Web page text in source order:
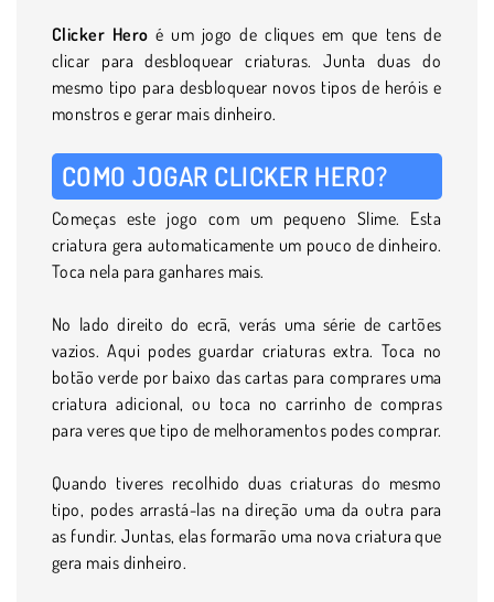
Clicker Hero é um jogo de cliques em que tens de
clicar para desbloquear criaturas. Junta duas do
mesmo tipo para desbloquear novos tipos de heróis e
monstros e gerar mais dinheiro.
COMO JOGAR CLICKER HERO?
Começas este jogo com um pequeno Slime. Esta
criatura gera automaticamente um pouco de dinheiro.
Toca nela para ganhares mais.
No lado direito do ecrã, verás uma série de cartões
vazios. Aqui podes guardar criaturas extra. Toca no
botão verde por baixo das cartas para comprares uma
criatura adicional, ou toca no carrinho de compras
para veres que tipo de melhoramentos podes comprar.
Quando tiveres recolhido duas criaturas do mesmo
tipo, podes arrastá-las na direção uma da outra para
as fundir. Juntas, elas formarão uma nova criatura que
gera mais dinheiro.